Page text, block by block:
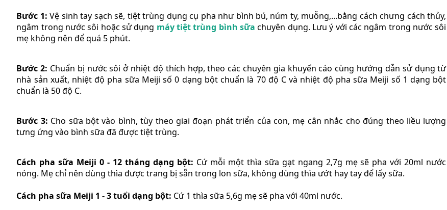
Bước 1:Vệ sinh tay sạch sẽ, tiệt trùng dụng cụ pha như bình bú, núm ty, muỗng,...bằng cách chưng cách thủy,
ngâm trong nước sôi hoặc sử dụng máy tiệt trùng bình sữa chuyên dụng. Lưu ý với các ngâm trong nước sôi
mẹ không nên để quá 5 phút.
Bước 2: Chuẩn bị nước sôi ở nhiệt độ thích hợp, theo các chuyên gia khuyến cáo cùng hướng dẫn sử dụng từ
nhà sản xuất, nhiệt độ pha sữa Meiji số 0 dạng bột chuẩn là 70 độ C và nhiệt độ pha sữa Meiji số 1 dạng bột
chuẩn là 50 độ C.
Bước 3: Cho sữa bột vào bình, tùy theo giai đoạn phát triển của con, mẹ cân nhắc cho đúng theo liều lượng
tưng ứng vào bình sữa đã được tiệt trùng.
Cách pha sữa Meiji 0 - 12 tháng dạng bột: Cứ mỗi một thìa sữa gạt ngang 2,7g mẹ sẽ pha với 20ml nước
nóng. Mẹ chỉ nên dùng thìa được trang bị sẵn trong lon sữa, không dùng thìa ướt hay tay để lấy sữa.
Cách pha sữa Meiji 1 - 3 tuổi dạng bột: Cứ 1 thìa sữa 5,6g mẹ sẽ pha với 40ml nước.